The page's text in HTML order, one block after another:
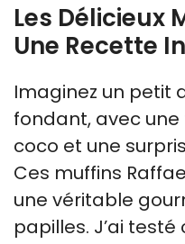
Les Délicieux
Une Recette
Imaginez un petit
fondant, avec
coco et une
Ces muffins
une véritable
papilles. J’ai